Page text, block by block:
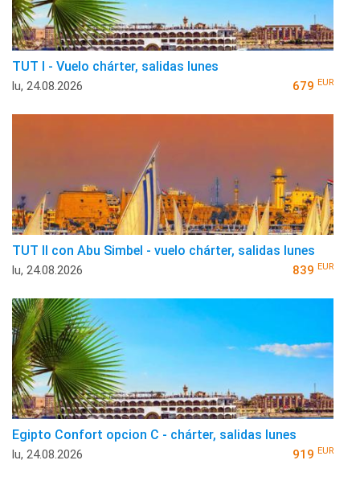
TUT I - Vuelo chárter, salidas lunes
lu, 24.08.2026 679 EUR
TUT II con Abu Simbel - vuelo chárter, salidas lunes
lu, 24.08.2026 839 EUR
Egipto Confort opcion C - chárter, salidas lunes
lu, 24.08.2026 919 EUR